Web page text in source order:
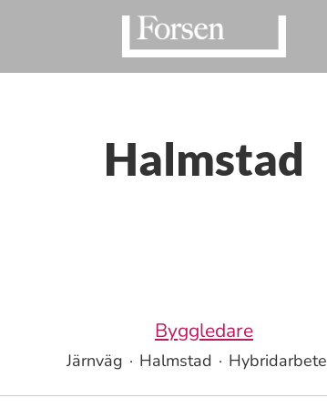
Halmstad
Byggledare
Järnväg · Halmstad · Hybridarbete